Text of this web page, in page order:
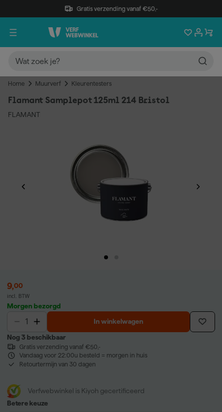
Gratis verzending vanaf €50,-
Home Muurverf Kleurentesters
Flamant Samplepot 125ml 214 Bristol
FLAMANT
9,00
incl. BTW
Morgen bezorgd
In winkelwagen
Nog 3 beschikbaar
Gratis verzending vanaf €50,-
Vandaag voor 22:00u besteld = morgen in huis
Retourtermijn van 30 dagen
Verfwebwinkel is Kiyoh gecertificeerd
Betere keuze